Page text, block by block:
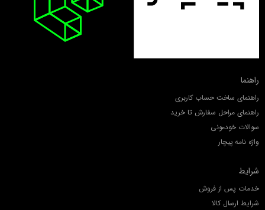
راهنما
راهنمای ساخت حساب کاربری
راهنمای مراحل سفارش تا خرید
سوالات خودمونی
واژه نامه پیچار
شرایط
خدمات پس از فروش
شرایط ارسال کالا